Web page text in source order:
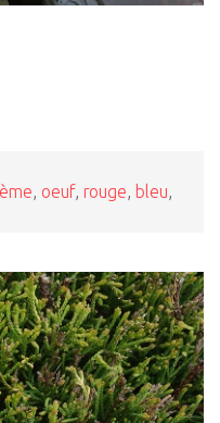
, oeuf, rouge, bleu,